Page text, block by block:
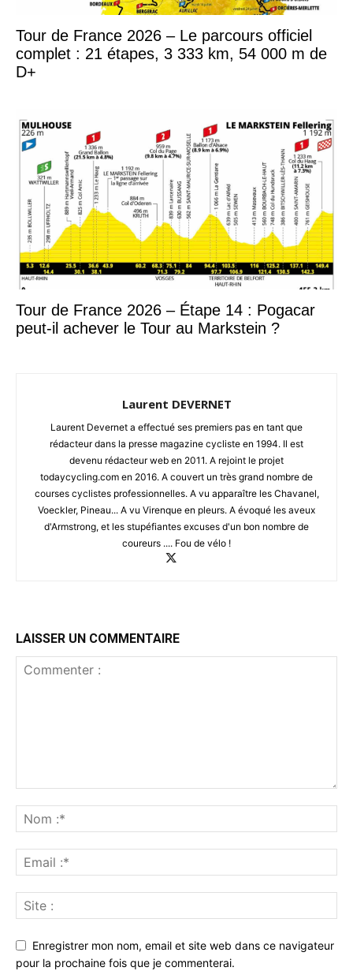
Tour de France 2026 – Le parcours officiel
complet : 21 étapes, 3 333 km, 54 000 m de
D+
Tour de France 2026 – Étape 14 : Pogacar
peut-il achever le Tour au Markstein ?
Laurent DEVERNET
Laurent Devernet a effectué ses premiers pas en tant que
rédacteur dans la presse magazine cycliste en 1994. Il est
devenu rédacteur web en 2011. A rejoint le projet
todaycycling.com en 2016. A couvert un très grand nombre de
courses cyclistes professionnelles. A vu apparaître les Chavanel,
Voeckler, Pineau... A vu Virenque en pleurs. A évoqué les aveux
d'Armstrong, et les stupéfiantes excuses d'un bon nombre de
coureurs .... Fou de vélo !
LAISSER UN COMMENTAIRE
Enregistrer mon nom, email et site web dans ce navigateur
pour la prochaine fois que je commenterai.